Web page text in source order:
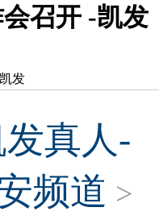
召开 -凯发
发
真人-
频道 >